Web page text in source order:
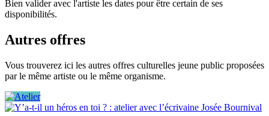
Bien valider avec l'artiste les dates pour être certain de ses
disponibilités.
Autres offres
Vous trouverez ici les autres offres culturelles jeune public proposées
par le même artiste ou le même organisme.